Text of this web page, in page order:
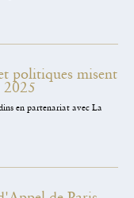
politiques misent
2025
en partenariat avec La